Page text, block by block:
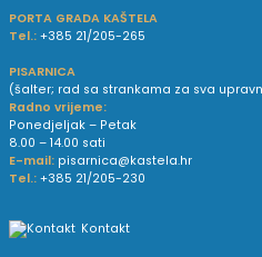
PORTA GRADA KAŠTELA
Tel.: +385 21/205-265
PISARNICA
(šalter; rad sa strankama za sva
Radno vrijeme:
Ponedjeljak – Petak
8.00 – 14.00 sati
E-mail: pisarnica@kastela.hr
Tel.: +385 21/205-230
Kontakt